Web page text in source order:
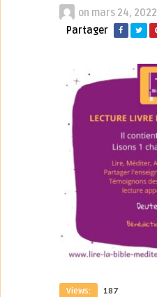
on mars 24, 2022
Partager
Views: 187